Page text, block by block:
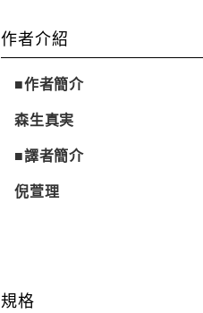
作者介紹
■作者簡介
森生真実
■譯者簡介
倪萱理
規格